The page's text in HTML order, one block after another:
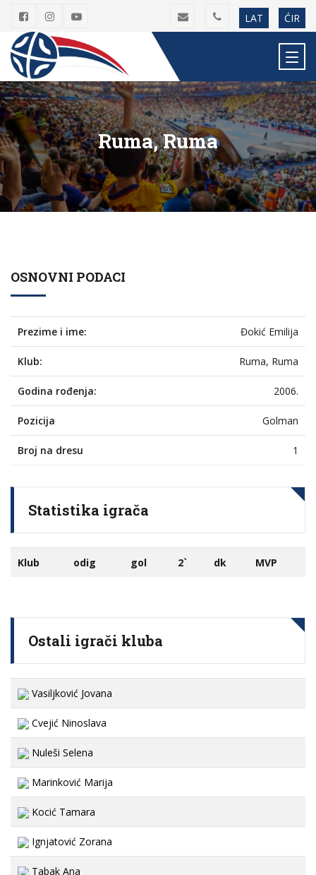
LAT ĆIR
Ruma, Ruma
OSNOVNI PODACI
Prezime i ime: Đokić Emilija
Klub: Ruma, Ruma
Godina rođenja: 2006.
Pozicija Golman
Broj na dresu 1
Statistika igrača
Klub odig gol 2` dk MVP
Ostali igrači kluba
Vasiljković Jovana
Cvejić Ninoslava
Nuleši Selena
Marinković Marija
Kocić Tamara
Ignjatović Zorana
Tabak Ana